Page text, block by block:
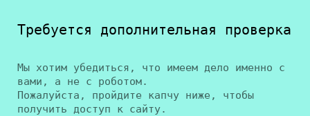
Требуется дополнительная проверка
Мы хотим убедиться, что имеем дело именно с
вами, а не с роботом.
Пожалуйста, пройдите капчу ниже, чтобы
получить доступ к сайту.